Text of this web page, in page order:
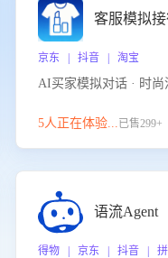
客服模拟
京东 | 抖音 | 淘宝
AI买家模拟对话 · 时
5人正在体验...已售299+
企业微信
语流Agent
得物 | 京东 | 抖音 |